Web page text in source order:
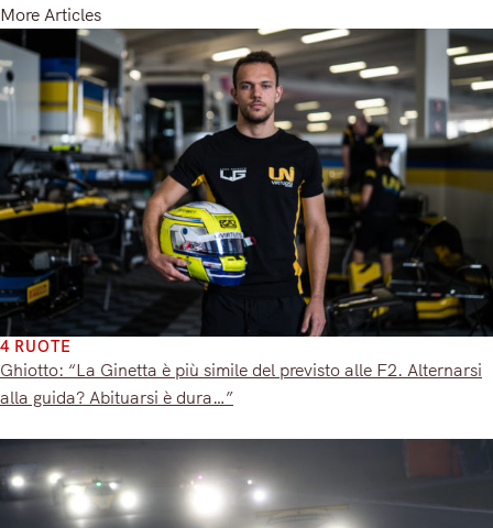
More Articles
4 RUOTE
Ghiotto: “La Ginetta è più simile del previsto alle F2. Alternarsi
alla guida? Abituarsi è dura…”